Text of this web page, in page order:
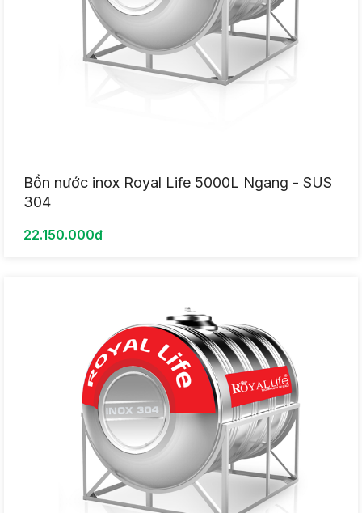
Bồn nước inox Royal Life 5000L Ngang - SUS
304
22.150.000đ